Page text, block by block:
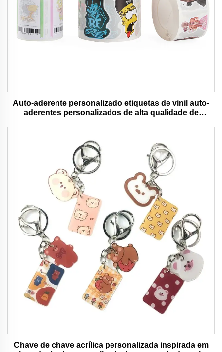
Auto-aderente personalizado etiquetas de vinil auto-
aderentes personalizados de alta qualidade de
Chave de chave acrílica personalizada inspirada em